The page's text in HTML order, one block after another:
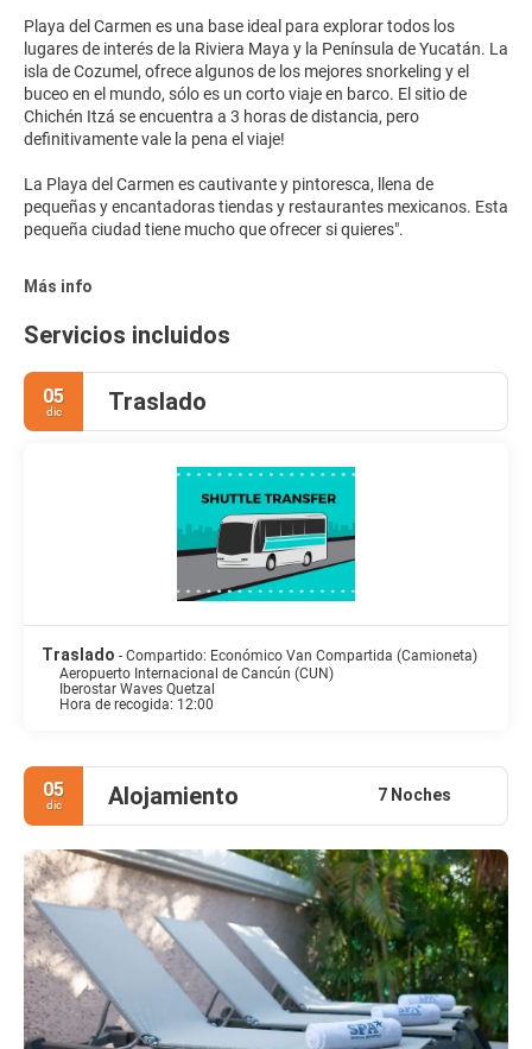
Playa del Carmen es una base ideal para explorar todos los
lugares de interés de la Riviera Maya y la Península de Yucatán. La
isla de Cozumel, ofrece algunos de los mejores snorkeling y el
buceo en el mundo, sólo es un corto viaje en barco. El sitio de
Chichén Itzá se encuentra a 3 horas de distancia, pero
definitivamente vale la pena el viaje!
La Playa del Carmen es cautivante y pintoresca, llena de
pequeñas y encantadoras tiendas y restaurantes mexicanos. Esta
pequeña ciudad tiene mucho que ofrecer si quieres".
Más info
Servicios incluidos
05
dic Traslado
Traslado - Compartido: Económico Van Compartida (Camioneta)
Aeropuerto Internacional de Cancún (CUN)
Iberostar Waves Quetzal
Hora de recogida: 12:00
05
dic Alojamiento 7 Noches